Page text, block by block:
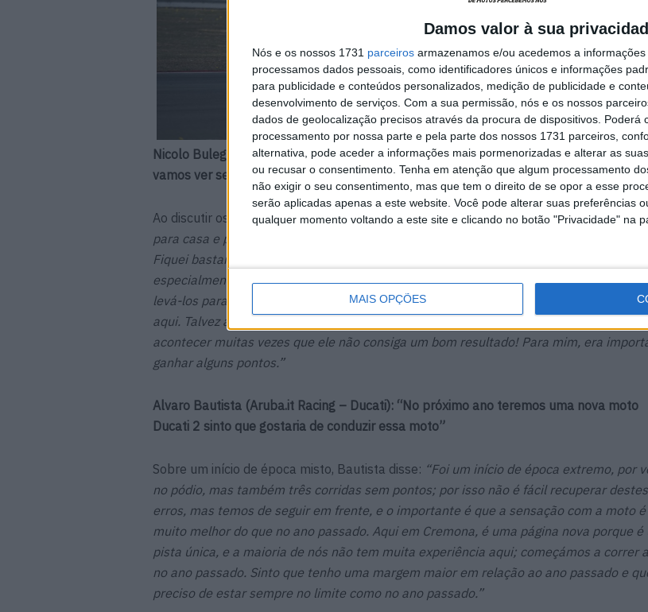
Damos valor à sua
Nós e os nossos 1731 parceiros armazenamos e/ou acedemos a
processamos dados pessoais, como identificadores únicos e informações
para publicidade e conteúdos personalizados, medição de publicidade e
desenvolvimento de serviços. Com a sua permissão, nós e os nossos
dados de geolocalização precisos através da procura de dispositivos. Poderá
processamento por nossa parte e pela parte dos nossos 1731 parceiros,
alternativa, pode aceder a informações mais pormenorizadas e alterar as
ou recusar o consentimento. Tenha em atenção que algum processamento
não exigir o seu consentimento, mas que tem o direito de se opor a esse
serão aplicadas apenas a este website. Você pode alterar suas preferências
qualquer momento voltando a este site e clicando no botão "Privacidade" na
MAIS OPÇÕES
Nicolo Bulega (Aruba.it Racing Ducati): “Penso que a Ducati compreendeu o
vamos ver se funciona aqui”
Ao discutir os seus problemas mecânicos em Assen, Bulega disse:“Depois de Assen,
para casa e precisei de alguns dias para relaxar, porque foi um pouco difícil no domingo.
Fiquei bastante feliz porque assisti às corridas em casa e fui muito rápido em todas
especialmente para largar em 10º e chegar em 1º. Quero aproveitar os pontos
levá-los para Cremona. Penso que a Ducati compreende o problema e veremos se
aqui. Talvez a dificuldade do Toprak em Assen tenha sido pior para mim, porque não vai
acontecer muitas vezes que ele não consiga um bom resultado! Para mim, era
ganhar alguns pontos.”
Alvaro Bautista (Aruba.it Racing – Ducati): “No próximo ano teremos uma nova moto
Ducati 2 sinto que gostaria de conduzir essa moto”
Sobre um início de época misto, Bautista disse: “Foi um início de época extremo, por
no pódio, mas também três corridas sem pontos; por isso não é fácil recuperar
erros, mas temos de seguir em frente, e o importante é que a sensação com a moto é
muito melhor do que no ano passado. Aqui em Cremona, é uma página nova porque é
pista única, e a maioria de nós não tem muita experiência aqui; começámos a correr
no ano passado. Sinto que tenho uma margem maior em relação ao ano passado e
preciso de estar sempre no limite como no ano passado.”